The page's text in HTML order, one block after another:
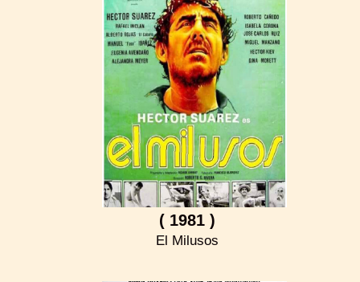
( 1981 )
El Milusos